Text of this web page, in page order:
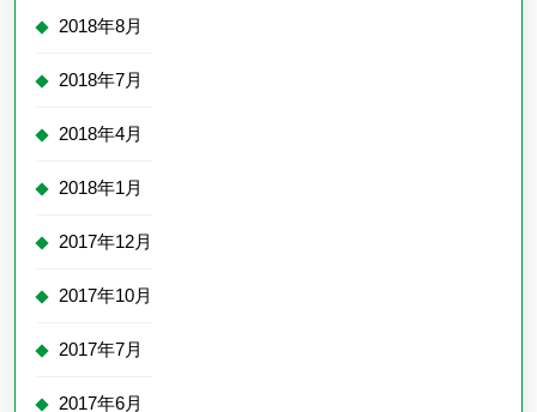
2018年8月
2018年7月
2018年4月
2018年1月
2017年12月
2017年10月
2017年7月
2017年6月